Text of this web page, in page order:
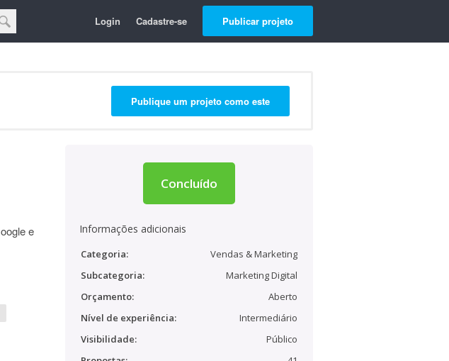
Login Cadastre-se Publicar projeto
Publique um projeto como este
e
Concluído
Informações adicionais
Categoria:
Vendas & Marketing
Subcategoria:
Marketing Digital
Orçamento:
Aberto
Nível de experiência:
Intermediário
Visibilidade:
Público